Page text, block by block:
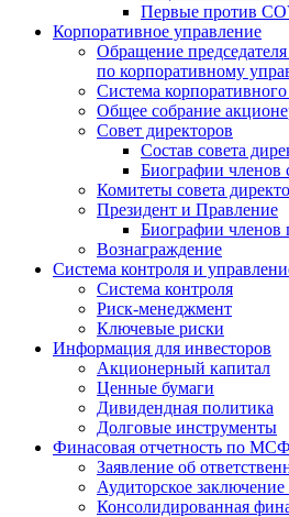
Первые против
Корпоративное управление
Обращение председателя
по корпоративному
Система
Общее собрание
Совет директоров
Состав совета
Биографии членов
Комитеты совета
Президент и Правление
Биографии членов
Вознаграждение
Система контроля и
Система контроля
Риск-менеджмент
Ключевые риски
Информация для инвесторов
Акционерный капитал
Ценные бумаги
Дивидендная политика
Долговые инструменты
Финасовая отчетность по
Заявление об
Аудиторское
Консолидированная